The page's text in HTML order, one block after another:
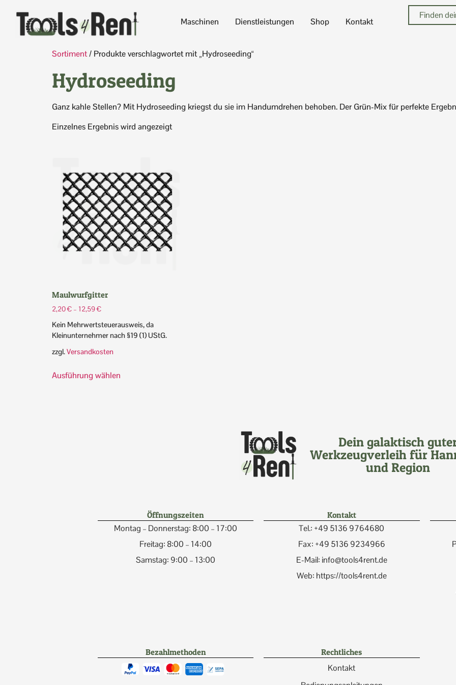
Maschinen Dienstleistungen Shop Kontakt
Sortiment/ Produkte verschlagwortet mit „Hydroseeding“
Hydroseeding
Ganz kahle Stellen? Mit Hydroseeding kriegst du sie im Handumdrehen behoben. Der Grün-Mix für perfekte
Einzelnes Ergebnis wird angezeigt
Maulwurfgitter
2,20€ – 12,59€
Kein Mehrwertsteuerausweis, da
Kleinunternehmer nach §19 (1) UStG.
zzgl.Versandkosten
Ausführung wählen
Dein galaktisch
Werkzeugverleih für
und Region
Öffnungszeiten
Montag – Donnerstag: 8:00 – 17:00
Freitag: 8:00 – 14:00
Samstag: 9:00 – 13:00
Kontakt
Tel.: +49 5136 9764680
Fax: +49 5136 9234966
E-Mail: info@tools4rent.de
Web: https://tools4rent.de
Bezahlmethoden Rechtliches
Kontakt